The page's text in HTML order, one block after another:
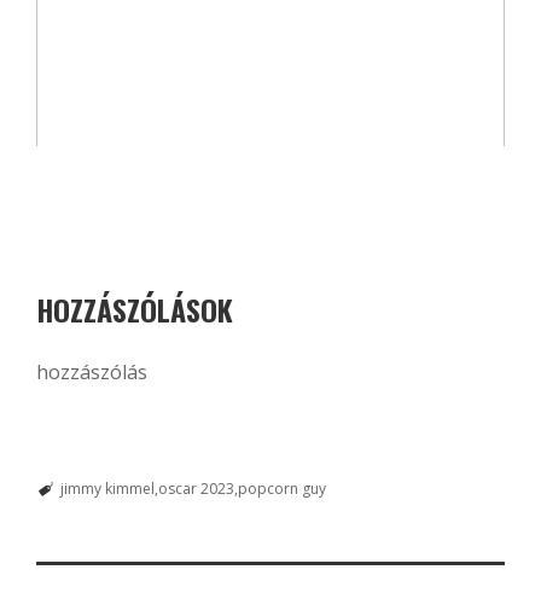
HOZZÁSZÓLÁSOK
hozzászólás
jimmy kimmel oscar 2023 popcorn guy